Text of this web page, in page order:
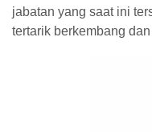
jabatan yang saat ini
tertarik berkembang